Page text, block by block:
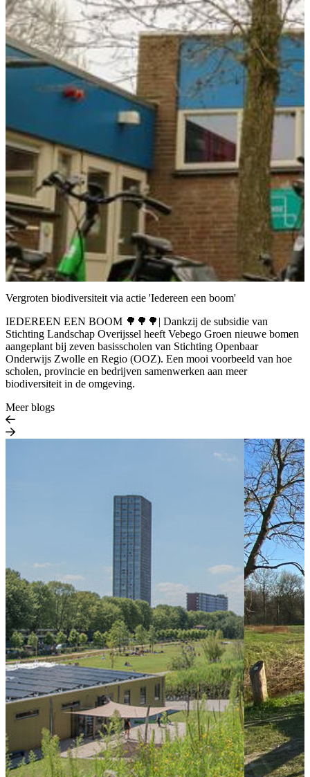
Vergroten biodiversiteit via actie 'Iedereen een boom'
IEDEREEN EEN BOOM 🌳🌳🌳| Dankzij de subsidie van
Stichting Landschap Overijssel heeft Vebego Groen nieuwe bomen
aangeplant bij zeven basisscholen van Stichting Openbaar
Onderwijs Zwolle en Regio (OOZ). Een mooi voorbeeld van hoe
scholen, provincie en bedrijven samenwerken aan meer
biodiversiteit in de omgeving.
Meer blogs